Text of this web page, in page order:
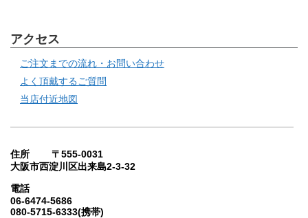
アクセス
ご注文までの流れ・お問い合わせ
よく頂戴するご質問
当店付近地図
住所 〒555-0031
大阪市西淀川区出来島2-3-32
電話
06-6474-5686
080-5715-6333(携帯)